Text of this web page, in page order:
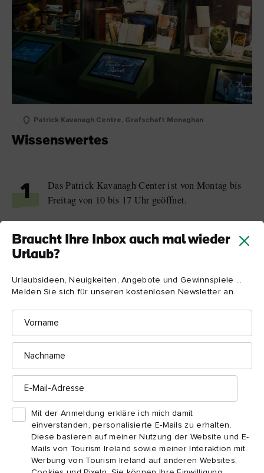
Braucht Ihre Inbox auch mal wieder
Urlaub?
Urlaubsideen, Neuigkeiten, Angebote und Gewinnspiele ...
Melden Sie sich für unseren kostenlosen Newsletter an.
Vorname
Nachname
E-
Mail-
Mit der Anmeldung erkläre ich mich damit
einverstanden, personalisierte E-Mails zu erhalten.
Diese basieren auf meiner Nutzung der Website und E-
Mails von Tourism Ireland sowie meiner Interaktion mit
Werbung von Tourism Ireland auf anderen Websites,
Patrick Kavanagh Centre, Grafschaft Monaghan
Wissenswertes
1
Das Patrick Kavanagh Center ist von Montag bis
Freitag von 10 bis 17 Uhr geöffnet.
2
selbstgeführten, geführten und Deluxe-Touren
mit Führung
3
Zu der Anlage gehören ein Geschenkeladen,
Cottage neben dem Zentrum.
Sehenswürdigkeiten
und Aktivitäten in der